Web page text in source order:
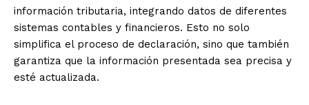
información tributaria, integrando datos de diferentes
sistemas contables y financieros. Esto no solo
simplifica el proceso de declaración, sino que también
garantiza que la información presentada sea precisa y
esté actualizada.